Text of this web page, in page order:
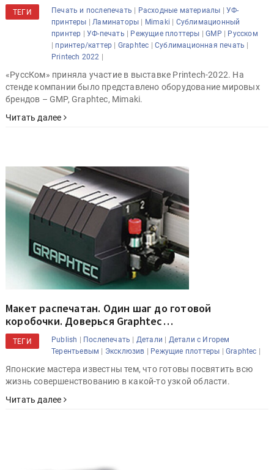
ТЕГИ Печать и послепечать | Расходные материалы |УФ-
принтеры |Ламинаторы | Mimaki | Сублимационный
принтер |УФ-печать | Режущие плоттеры |GMP | Русском
| принтер/каттер | Graphtec |Сублимационная печать |
Printech 2022 |
«РуссКом» приняла участие в выставке Printech-2022. На
стенде компании было представлено оборудование мировых
брендов – GMP, Graphtec, Mimaki.
Читать далее
Макет распечатан. Один шаг до готовой
коробочки. Доверься Graphtec…
ТЕГИ Publish | Послепечать | Детали | Детали с Игорем
Терентьевым | Эксклюзив | Режущие плоттеры |Graphtec |
Японские мастера известны тем, что готовы посвятить всю
жизнь совершенствованию в какой-то узкой области.
Читать далее